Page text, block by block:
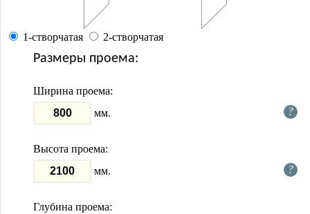
1-створчатая 2-створчатая
Размеры проема:
Ширина проема:
мм.
?
Высота проема:
мм.
?
Глубина проема: